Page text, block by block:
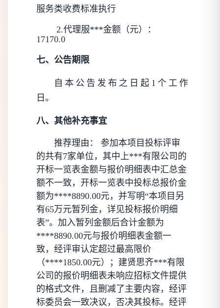
服务类收费标准执行
2.代理服***金额（元）：
17170.0
七、公告期限
自本公告发布之日起1个工作
日。
八、其他补充事宜
推荐理由： 参加本项目投标评审
的共有7家单位，其中上***有限公司的
开标一览表金额与报价明细表中汇总金
额不一致，开标一览表中投标总报价金
额为****8890.00元，并写明“本项目另
有65万元暂列金，详见投标报价明细
表”。加入暂列金额后合计金额为
****8890.00元与报价明细表金额一
致，经评审认定超过最高限价
（****1850.00元）；建贤思齐***有限
公司的报价明细表未响应招标文件提供
的格式文件，且删减了主要内容，经评
标委员会一致决议，否决其投标。经评